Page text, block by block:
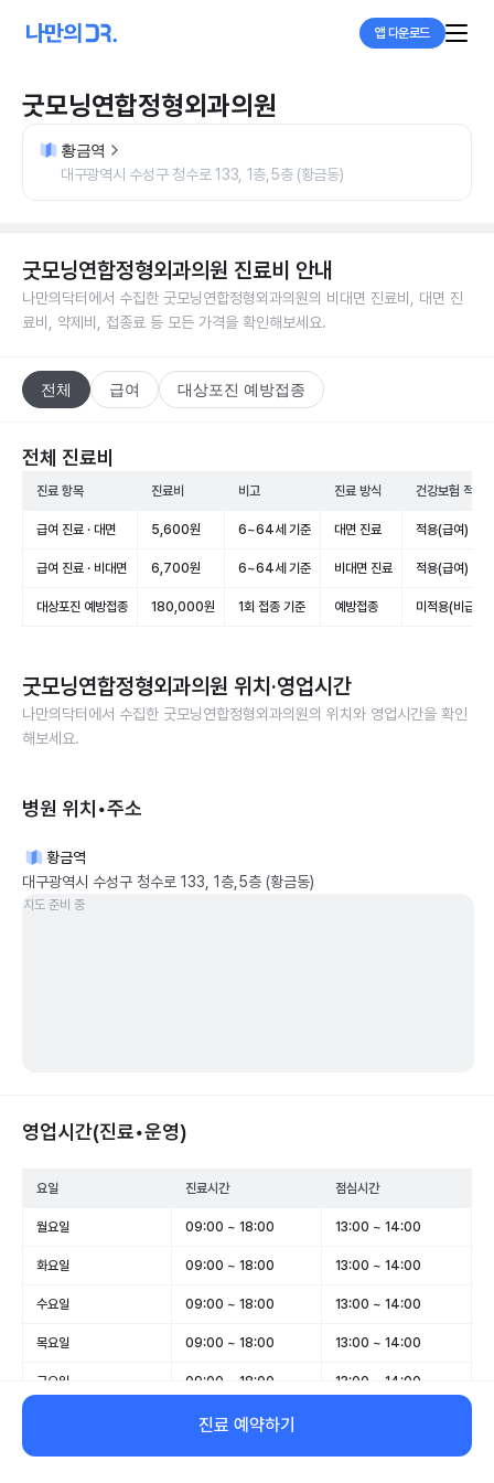
앱 다운로드
굿모닝연합정형외과의원
황금역
대구광역시 수성구 청수로 133, 1층,5층 (황금동)
굿모닝연합정형외과의원 진료비 안내
나만의닥터에서 수집한 굿모닝연합정형외과의원의 비대면 진료비, 대면 진
료비, 약제비, 접종료 등 모든 가격을 확인해보세요.
전체 급여 대상포진 예방접종
전체 진료비
진료 항목 진료비 비고 진료 방식 건강보험 적용
급여 진료 · 대면 5,600원 6~64세 기준 대면 진료 적용(급여)
급여 진료 · 비대면 6,700원 6~64세 기준 비대면 진료 적용(급여)
대상포진 예방접종 180,000원 1회 접종 기준 예방접종 미적용(비급여)
굿모닝연합정형외과의원 위치·영업시간
나만의닥터에서 수집한 굿모닝연합정형외과의원의 위치와 영업시간을 확인
해보세요.
병원 위치•주소
황금역
대구광역시 수성구 청수로 133, 1층,5층 (황금동)
지도 준비 중
영업시간(진료•운영)
요일 진료시간 점심시간
월요일 09:00 ~ 18:00 13:00 ~ 14:00
화요일 09:00 ~ 18:00 13:00 ~ 14:00
수요일 09:00 ~ 18:00 13:00 ~ 14:00
목요일 09:00 ~ 18:00 13:00 ~ 14:00
금요일 09:00 ~ 18:00 13:00 ~ 14:00
09:00 ~ 13:00
일요일 휴무 -
진료 예약하기